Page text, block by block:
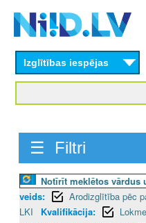
content
Izglītības iespējas
☰ Filtri
Notīrīt meklētos vārdus
veids:
Arodizglītība pēc
LKI
Kvalifikācija: